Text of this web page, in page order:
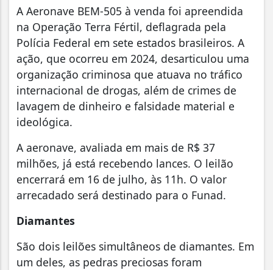
A Aeronave BEM-505 à venda foi apreendida
na Operação Terra Fértil, deflagrada pela
Polícia Federal em sete estados brasileiros. A
ação, que ocorreu em 2024, desarticulou uma
organização criminosa que atuava no tráfico
internacional de drogas, além de crimes de
lavagem de dinheiro e falsidade material e
ideológica.
A aeronave, avaliada em mais de R$ 37
milhões, já está recebendo lances. O leilão
encerrará em 16 de julho, às 11h. O valor
arrecadado será destinado para o Funad.
Diamantes
São dois leilões simultâneos de diamantes. Em
um deles, as pedras preciosas foram